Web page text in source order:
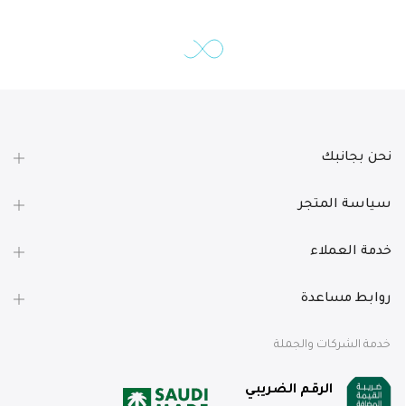
نحن بجانبك
سياسة المتجر
خدمة العملاء
روابط مساعدة
خدمة الشركات والجملة
الرقم الضريبي